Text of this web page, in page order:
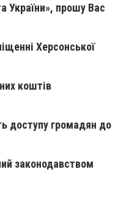
України», прошу Вас
Херсонської
коштів
доступу громадян до
законодавством